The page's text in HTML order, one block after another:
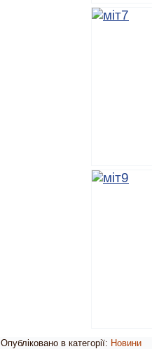
Опубліковано в категорії: Новини